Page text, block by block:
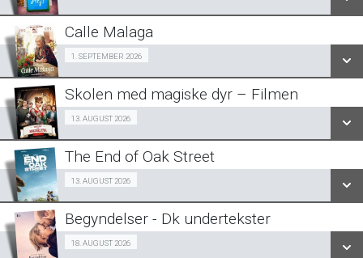
LÆS MERE
SE ALLE DAGE
LÆS MERE
Calle Malaga
1. SEPTEMBER 2026SeniorBio 01/09
SE ALLE DAGE
LÆS MERE
Skolen med magiske dyr – Filmen
13. AUGUST 2026Billig-Bio premiere 13/08
SE ALLE DAGE
LÆS MERE
The End of Oak Street
13. AUGUST 2026
SE ALLE DAGE
Begyndelser - Dk undertekster
18. AUGUST 2026Halv-pris event 18/08